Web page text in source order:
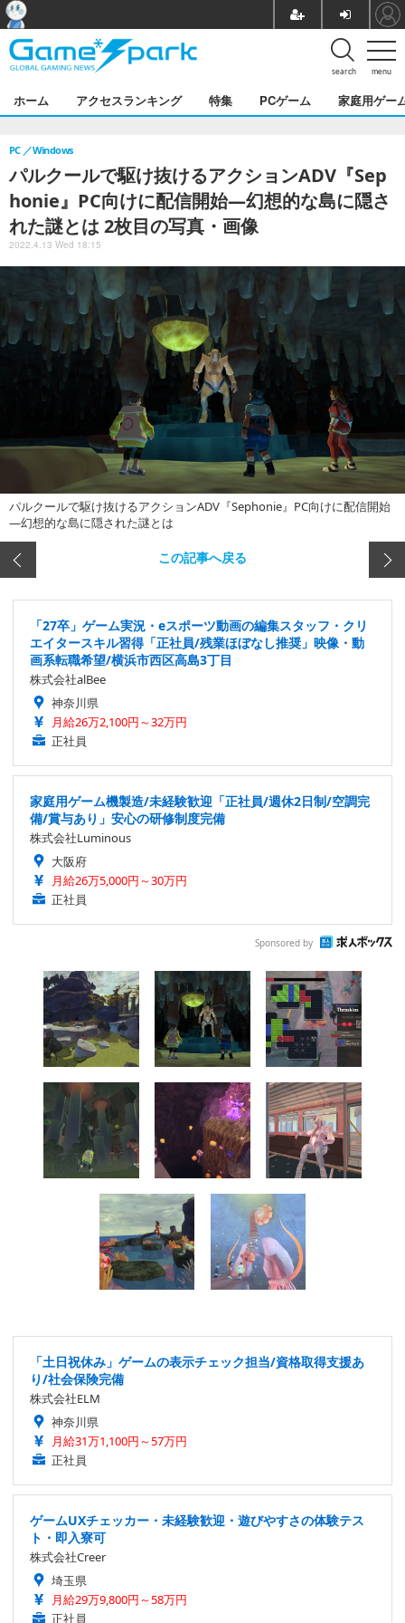
menu
search
ホーム アクセスランキング 特集 PCゲーム 家庭用ゲー
パルクールで駆け抜けるアクションADV『Sep
honie』PC向けに配信開始―幻想的な島に隠さ
れた謎とは 2枚目の写真・画像
PC Windows
2022.4.13 Wed 18:15
パルクールで駆け抜けるアクションADV『Sephonie』PC向けに配信開始
―幻想的な島に隠された謎とは
この記事へ戻る
「27卒」ゲーム実況・eスポーツ動画の編集スタッフ・クリ
エイタースキル習得「正社員/残業ほぼなし推奨」映像・動
画系転職希望/横浜市西区高島3丁目
株式会社alBee
神奈川県
月給26万2,100円～32万円
正社員
家庭用ゲーム機製造/未経験歓迎「正社員/週休2日制/空調完
備/賞与あり」安心の研修制度完備
株式会社Luminous
大阪府
月給26万5,000円～30万円
正社員
Sponsored by
「土日祝休み」ゲームの表示チェック担当/資格取得支援あ
り/社会保険完備
株式会社ELM
神奈川県
月給31万1,100円～57万円
正社員
ゲームUXチェッカー・未経験歓迎・遊びやすさの体験テス
ト・即入寮可
株式会社Creer
埼玉県
月給29万9,800円～58万円
正社員